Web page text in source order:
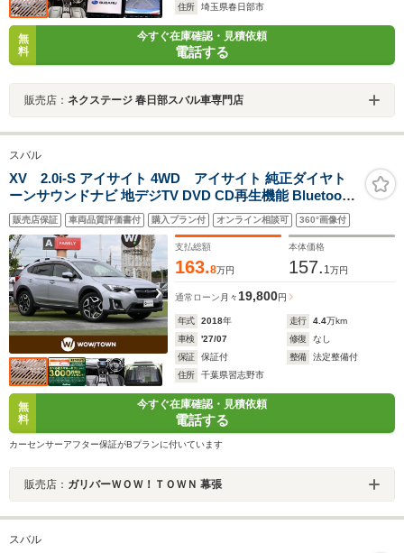
住所
埼玉県春日部市
無
料
今すぐ在庫確認・見積依頼
電話する
販売店： ネクステージ 春日部スバル車専門店
スバル
XV 2.0i-S アイサイト 4WD アイサイト 純正ダイヤト
ーンサウンドナビ 地デジTV DVD CD再生機能 Bluetooth
接続 スバルリヤビークルディテクション 革巻きステアリ
ング ステアリングスイッチ パドルシフト ETC LEDヘッ
ドライト フォグライト 4WD
販売店保証 車両品質評価書付 購入プラン付 オンライン相談可 360°画像付
支払総額
163.8万円
本体価格
157. 1万円
通常ローン 月々 19,800円
年式 2018年 走行 4.4万km
車検
'27/07 修復
なし
保証
保証付 整備
法定整備付
住所
千葉県習志野市
無
料
今すぐ在庫確認・見積依頼
電話する
カーセンサーアフター保証がBプランに付いています
販売店： ガリバーＷＯＷ！ＴＯＷＮ 幕張
スバル